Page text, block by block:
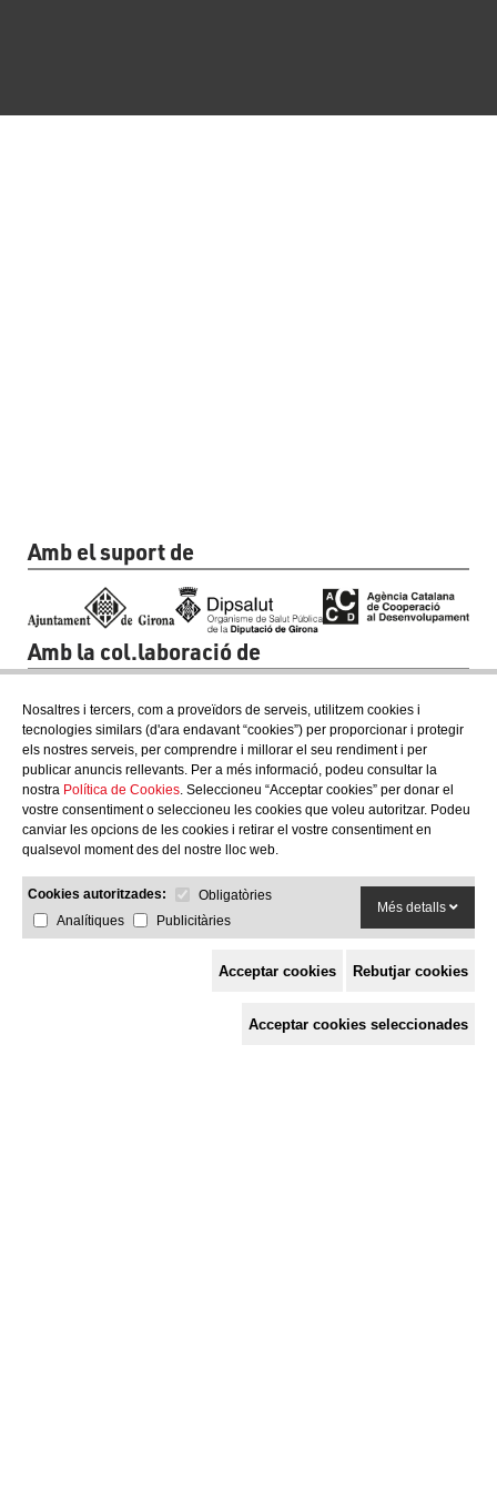
Nosaltres i tercers, com a proveïdors de serveis, utilitzem cookies i
tecnologies similars (d'ara endavant “cookies”) per proporcionar i protegir
els nostres serveis, per comprendre i millorar el seu rendiment i per
publicar anuncis rellevants. Per a més informació, podeu consultar la
nostra Política de Cookies. Seleccioneu “Acceptar cookies” per donar el
vostre consentiment o seleccioneu les cookies que voleu autoritzar. Podeu
canviar les opcions de les cookies i retirar el vostre consentiment en
qualsevol moment des del nostre lloc web.
Cookies autoritzades:
Obligatòries
Analítiques
Publicitàries
Més detalls
Acceptar cookies Rebutjar cookies
Acceptar cookies seleccionades
Amb el suport de
Amb la col.laboració de
c/ Mestre Francesc Civil,